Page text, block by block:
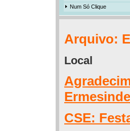
Num Só Clique
Arquivo:
Local
Ermesinde
CSE: